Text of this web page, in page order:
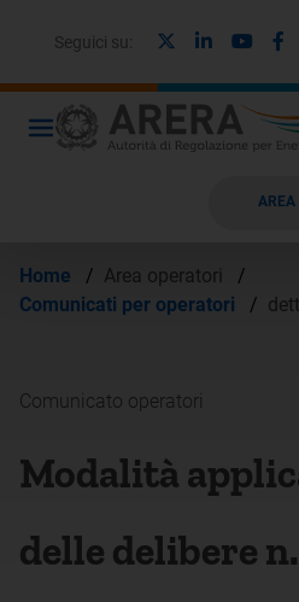
Seguici su: Linkedin
AREA
Home / Area operatori
/
Comunicati per operatori
/
Comunicato operatori
Modalità
delle delibere